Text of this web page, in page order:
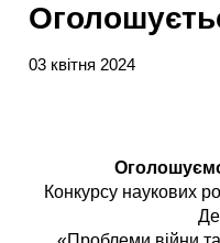
03 квітня 2024
Конкурсу наукових